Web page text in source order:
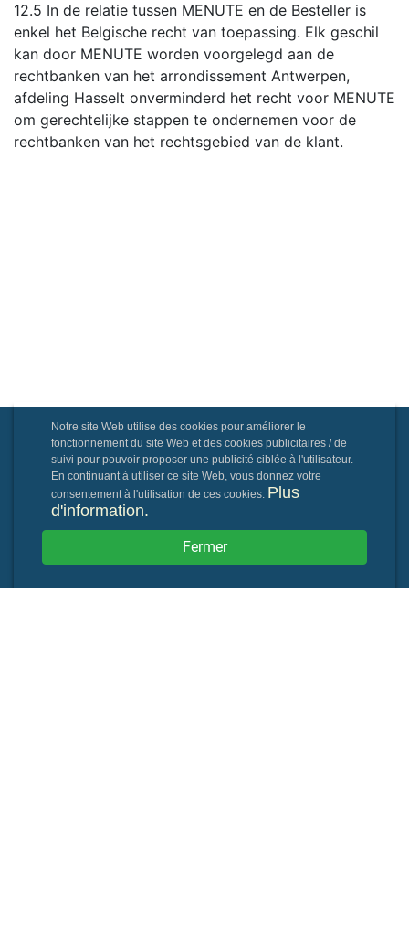
12.5 In de relatie tussen MENUTE en de Besteller is
enkel het Belgische recht van toepassing. Elk geschil
kan door MENUTE worden voorgelegd aan de
rechtbanken van het arrondissement Antwerpen,
afdeling Hasselt onverminderd het recht voor MENUTE
om gerechtelijke stappen te ondernemen voor de
rechtbanken van het rechtsgebied van de klant.
Notre site Web utilise des cookies pour améliorer le
fonctionnement du site Web et des cookies publicitaires / de
suivi pour pouvoir proposer une publicité ciblée à l'utilisateur.
En continuant à utiliser ce site Web, vous donnez votre
consentement à l'utilisation de ces cookies. Plus
d'information.
Fermer